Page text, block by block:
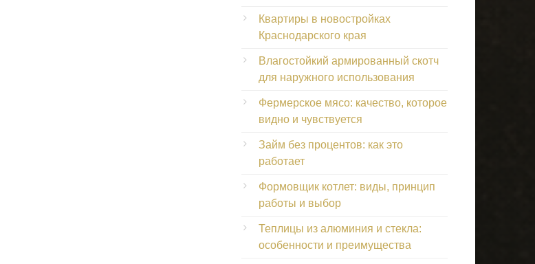
Квартиры в новостройках
Краснодарского края
Влагостойкий армированный скотч
для наружного использования
Фермерское мясо: качество, которое
видно и чувствуется
Займ без процентов: как это
работает
Формовщик котлет: виды, принцип
работы и выбор
Теплицы из алюминия и стекла:
особенности и преимущества